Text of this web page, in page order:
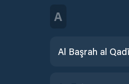
A
Al Başrah al